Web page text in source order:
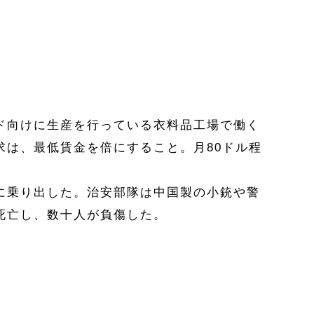
けに生産を行っている衣料品工場で働く
、最低賃金を倍にすること。月80ドル程
り出した。治安部隊は中国製の小銃や警
し、数十人が負傷した。